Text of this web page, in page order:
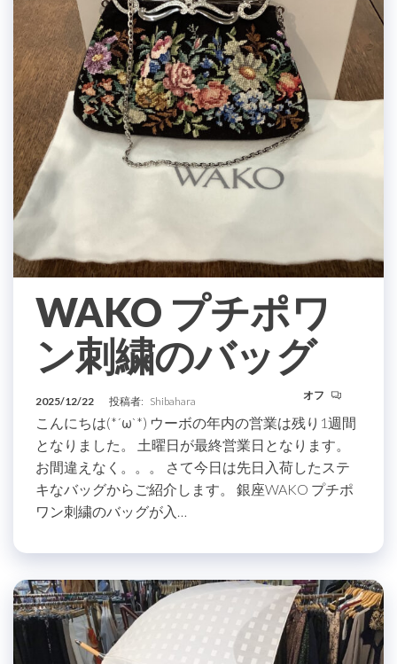
WAKO プチポワ
ン刺繍のバッグ
2025/12/22 投稿者: Shibahara オフ
こんにちは(*´ω`*) ウーボの年内の営業は残り1週間
となりました。 土曜日が最終営業日となります。
お間違えなく。。。 さて今日は先日入荷したステ
キなバッグからご紹介します。 銀座WAKO プチポ
ワン刺繍のバッグが入…